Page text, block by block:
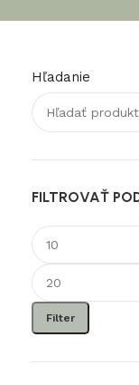
Hľadanie
FILTROVAŤ
Minimálna
cena
Maximálna
cena
Filter